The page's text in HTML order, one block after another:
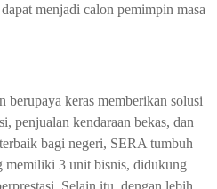
menjadi calon pemimpin masa
berupaya keras memberikan solusi
penjualan kendaraan bekas, dan
bagi negeri, SERA tumbuh
memiliki 3 unit bisnis, didukung